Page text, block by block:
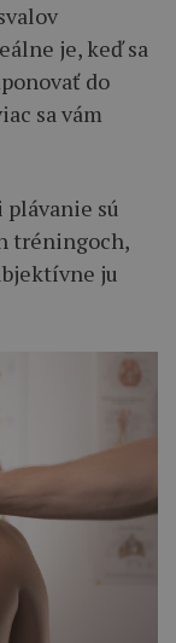
je, keď sa
do
sa vám
plávanie sú
tréningoch,
ju